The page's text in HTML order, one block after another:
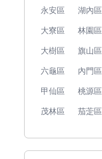
永安區 湖內區
大寮區 林園區
大樹區 旗山區
六龜區 內門區
甲仙區 桃源區
茂林區 茄萣區